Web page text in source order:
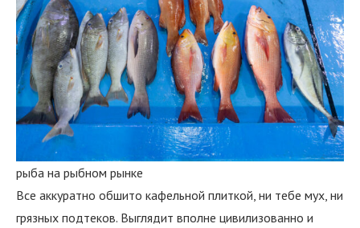
рыба на рыбном рынке
Все аккуратно обшито кафельной плиткой, ни тебе мух, ни
грязных подтеков. Выглядит вполне цивилизованно и